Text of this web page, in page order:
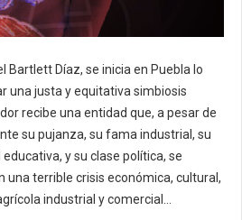
Bartlett Díaz, se inicia en Puebla lo
una justa y equitativa simbiosis
recibe una entidad que, a pesar de
su pujanza, su fama industrial, su
y su clase política, se
una terrible crisis económica, cultural,
industrial y comercial...